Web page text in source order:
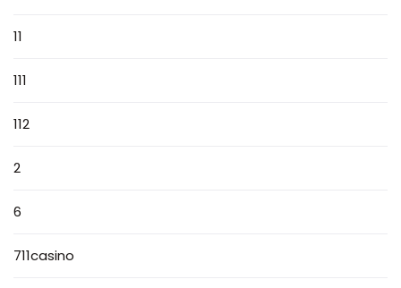
11
111
112
2
6
711casino